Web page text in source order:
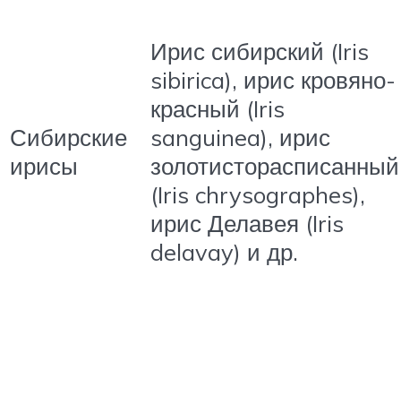
Сибирские
ирисы
Ирис сибирский (Iris
sibirica), ирис кровяно-
красный (Iris
sanguinea), ирис
золотисторасписанный
(Iris chrysographes),
ирис Делавея (Iris
delavay) и др.